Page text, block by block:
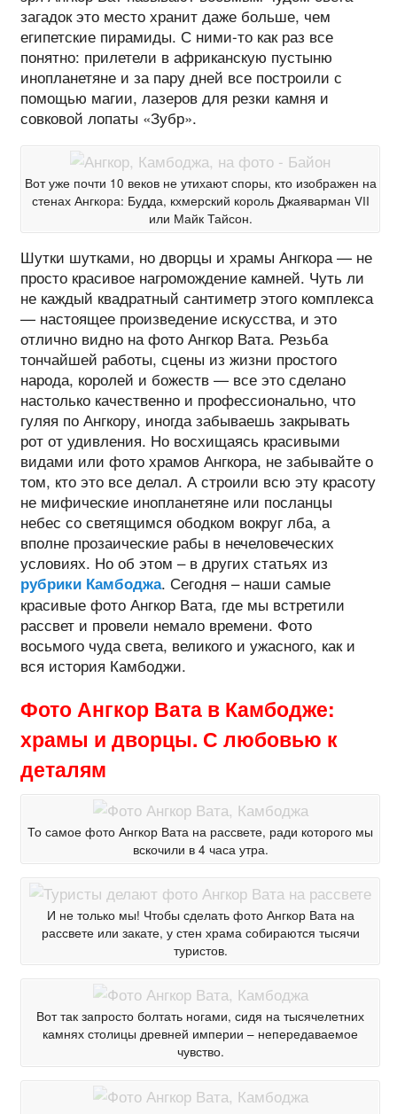
загадок это место хранит даже больше, чем
египетские пирамиды. С ними-то как раз все
понятно: прилетели в африканскую пустыню
инопланетяне и за пару дней все построили с
помощью магии, лазеров для резки камня и
совковой лопаты «Зубр».
Вот уже почти 10 веков не утихают споры, кто изображен на
стенах Ангкора: Будда, кхмерский король Джаяварман VII
или Майк Тайсон.
Шутки шутками, но дворцы и храмы Ангкора — не
просто красивое нагромождение камней. Чуть ли
не каждый квадратный сантиметр этого комплекса
— настоящее произведение искусства, и это
отлично видно на фото Ангкор Вата. Резьба
тончайшей работы, сцены из жизни простого
народа, королей и божеств — все это сделано
настолько качественно и профессионально, что
гуляя по Ангкору, иногда забываешь закрывать
рот от удивления. Но восхищаясь красивыми
видами или фото храмов Ангкора, не забывайте о
том, кто это все делал. А строили всю эту красоту
не мифические инопланетяне или посланцы
небес со светящимся ободком вокруг лба, а
вполне прозаические рабы в нечеловеческих
условиях. Но об этом – в других статьях из
рубрики Камбоджа. Сегодня – наши самые
красивые фото Ангкор Вата, где мы встретили
рассвет и провели немало времени. Фото
восьмого чуда света, великого и ужасного, как и
вся история Камбоджи.
Фото Ангкор Вата в Камбодже:
храмы и дворцы. С любовью к
деталям
То самое фото Ангкор Вата на рассвете, ради которого мы
вскочили в 4 часа утра.
И не только мы! Чтобы сделать фото Ангкор Вата на
рассвете или закате, у стен храма собираются тысячи
туристов.
Вот так запросто болтать ногами, сидя на тысячелетних
камнях столицы древней империи – непередаваемое
чувство.